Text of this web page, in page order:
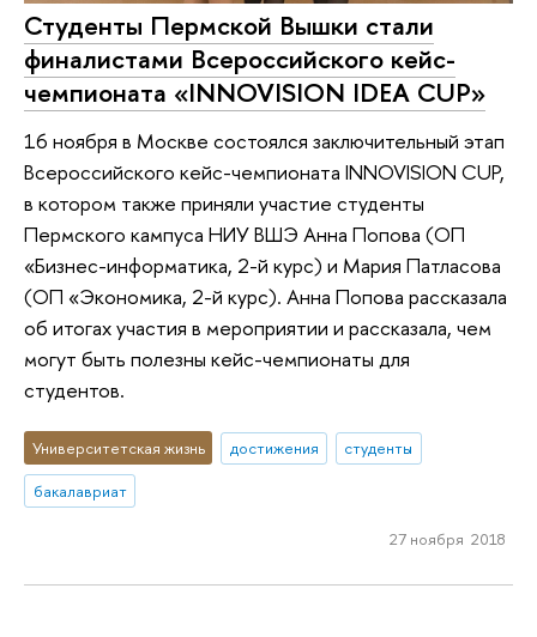
Студенты Пермской Вышки стали
финалистами Всероссийского кейс-
чемпионата «INNOVISION IDEA CUP»
16 ноября в Москве состоялся заключительный этап
Всероссийского кейс-чемпионата INNOVISION CUP,
в котором также приняли участие студенты
Пермского кампуса НИУ ВШЭ Анна Попова (ОП
«Бизнес-информатика, 2-й курс) и Мария Патласова
(ОП «Экономика, 2-й курс). Анна Попова рассказала
об итогах участия в мероприятии и рассказала, чем
могут быть полезны кейс-чемпионаты для
студентов.
Университетская жизнь достижения
студенты
бакалавриат
27 ноября 2018